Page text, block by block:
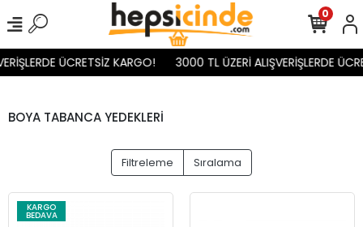
ÜCRETSİZ KARGO! 3000 TL ÜZERİ ALIŞVERİŞLERDE
0
BOYA TABANCA YEDEKLERİ
Filtreleme Sıralama
KARGO
BEDAVA